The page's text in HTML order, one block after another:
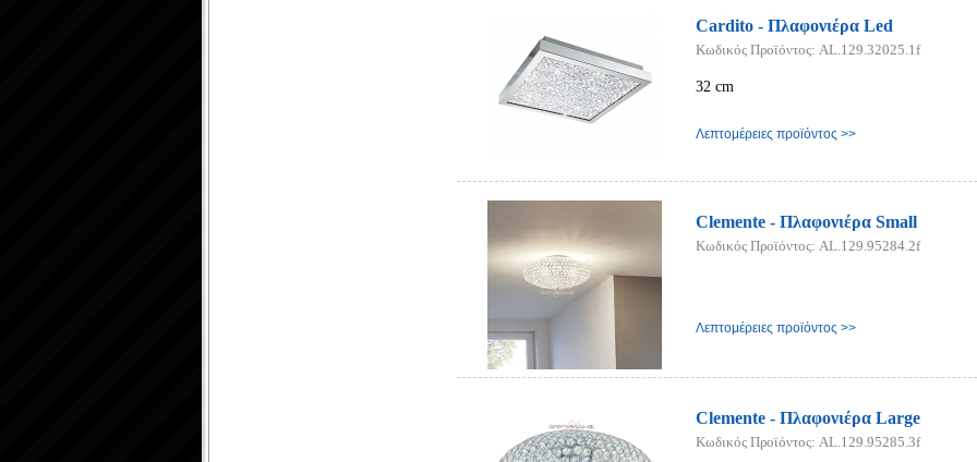
Cardito - Πλαφονιέρα Led
Κωδικός Προϊόντος: AL.129.32025.1f
32 cm
Λεπτομέρειες προϊόντος >>
Clemente - Πλαφονιέρα Small
Κωδικός Προϊόντος: AL.129.95284.2f
Λεπτομέρειες προϊόντος >>
Clemente - Πλαφονιέρα Large
Κωδικός Προϊόντος: AL.129.95285.3f